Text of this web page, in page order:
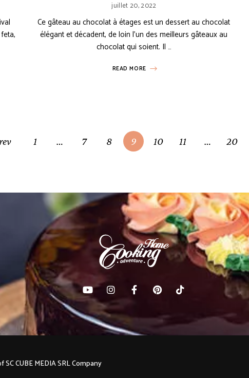
juillet 20, 2022
Ce gâteau au chocolat à étages est un dessert au chocolat
élégant et décadent, de loin l’un des meilleurs gâteaux au
chocolat qui soient. Il …
READ MORE
1 … 7 8 9 10 11 … 20
CUBE MEDIA SRL Company